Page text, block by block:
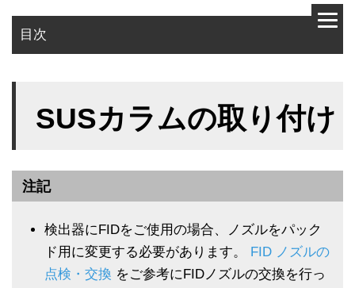
目次
作業手順
SUSカラムの取り付け
注記
検出器にFIDをご使用の場合、ノズルをパック
ド用に変更する必要があります。
FID ノズルの
点検・交換 をご参考にFIDノズルの交換を行っ